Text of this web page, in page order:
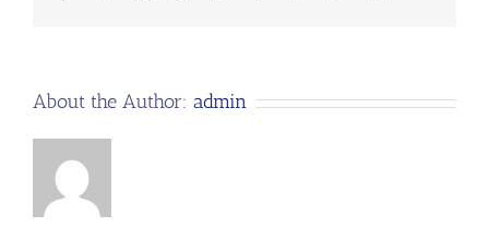
About the Author: admin